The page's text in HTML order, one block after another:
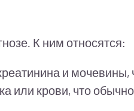
К ним относятся:
и мочевины,
или крови, что